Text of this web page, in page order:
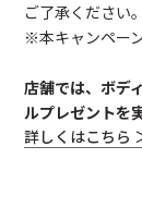
ご了承ください。
※本キャンペー
店舗では、ボデ
ルプレゼントを
詳しくはこちら